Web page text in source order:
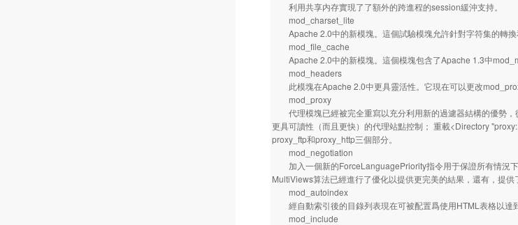
利用共享内存實現了了額外的跨進程的session緩沖支持。
mod_charset_lite
Apache 2.0中的新模塊。這個試驗模塊允許針對字符集的轉換
mod_file_cache
Apache 2.0中的新模塊。這個模塊包含了Apache 1.3中
mod_headers
此模塊在Apache 2.0中更具靈活性。它現在可以更改
mod_proxy
代理模塊已經被完全重寫以充分利用新的過濾器結構的優勢，
更具可讀性（而且更快）的代理站點控制； 重載<Directory
proxy_ftp和proxy_http三個部分。
mod_negotiation
加入一個新的ForceLanguagePriority指令用于保證所有情況
MultiViews算法已經進行了優化以提供更完美的結果，還有，提供
mod_autoindex
經自動索引後的目錄列表現在可被配置爲使用HTML表格以達
mod_include